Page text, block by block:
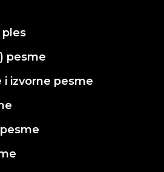
ples
pesme
i izvorne pesme